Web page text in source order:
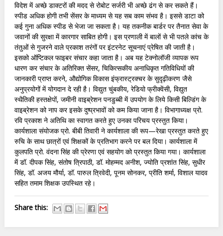
विदेश में अच्छे डाक्टरों की मदद से रोबोट सर्जरी भी अच्छे ढंग से कर सकते हैं।
स्पीड अधिक होगी तभी सेंसर के माध्यम से यह सब काम संभव है। इससे डाटा को
कई गुना अधिक स्पीड से भेजा जा सकता है। यह तकनीक बार्डर पर तैनात सेवा के
जवानों की सुरक्षा में कारगार साबित होगी। इस प्रणाली में बालों से भी पतले कांच के
तंतुओं से गुजरने वाले प्रकाश तरंगों पर इंटरनेट सूचनाएं प्रेषित की जाती है।
इसको ऑप्टिकल फाइबर संचार कहा जाता है। अब यह टेक्नोलॉजी व्यापक रूप
धारण कर संचार के अतिरिक्त सेंसर, चिकित्सकीय अनाधिकृत गतिविधियों की
जानकारी प्राप्त करने, औद्योगिक विकास इंफ्रास्ट्रक्चर के सुदृढ़ीकरण जैसे
अनुप्रयोगों में योगदान दे रही है। विद्युत चुंबकीय, रेडियो फ्रीक्वेंसी, विद्युत
स्थैतिकी हस्तक्षेपों, जमीनी वाइब्रेशन पनडुब्बी में उपयोग के लिये किसी बिल्डिंग के
वाइब्रेशन को नाप कर इसके दुष्प्रभावों को कम किया जाना है। विभागाध्यक्ष प्रो.
रवि प्रकाश ने अतिथि का स्वागत करते हुए उनका परिचय प्रस्तुत किया।
कार्यशाला संयोजक प्रो. बीबी तिवारी ने कार्यशाला की रूप—रेखा प्रस्तुत करते हुए
रुचि के साथ छात्रों एवं शिक्षकों के प्रतिभाग करने पर बल दिया। कार्यशाला में
कुलपति प्रो. वंदना सिंह की प्रेरणा एवं सहयोग को प्रस्तुत किया गया। कार्यशाला
में डॉ. दीपक सिंह, संतोष त्रिपाठी, डॉ. मोहम्मद अनीश, ज्योति प्रशांत सिंह, सुधीर
सिंह, डॉ. अजय मौर्या, डॉ. पारुल त्रिवेदी, पूनम सोनकर, प्रीति शर्मा, विशाल यादव
सहित तमाम शिक्षक उपस्थित रहे।
Share this: